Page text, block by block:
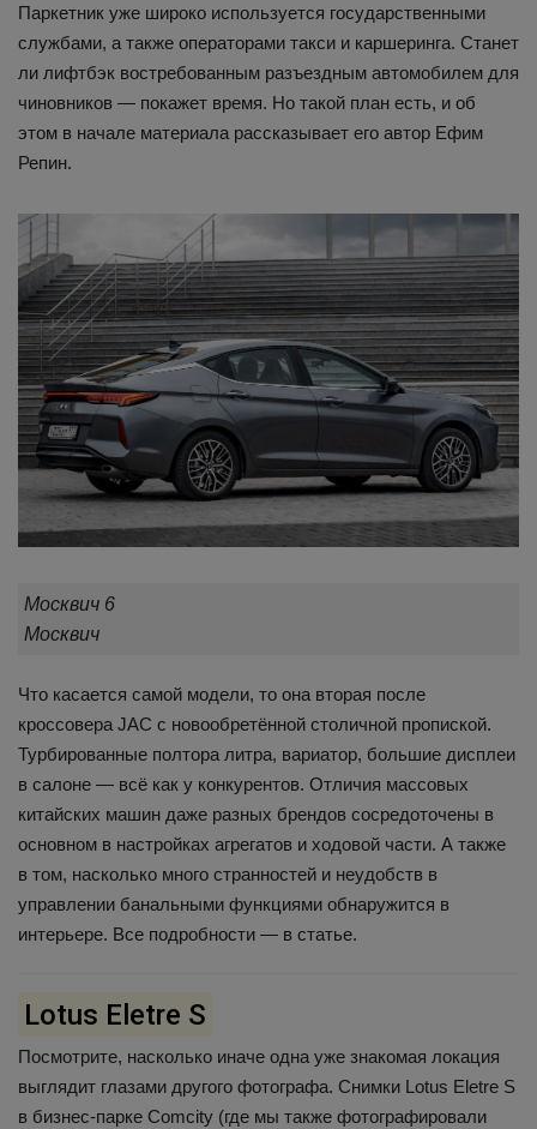
Паркетник уже широко используется государственными
службами, а также операторами такси и каршеринга. Станет
ли лифтбэк востребованным разъездным автомобилем для
чиновников — покажет время. Но такой план есть, и об
этом в начале материала рассказывает его автор Ефим
Репин.
Москвич 6
Москвич
Что касается самой модели, то она вторая после
кроссовера JAC с новообретённой столичной пропиской.
Турбированные полтора литра, вариатор, большие дисплеи
в салоне — всё как у конкурентов. Отличия массовых
китайских машин даже разных брендов сосредоточены в
основном в настройках агрегатов и ходовой части. А также
в том, насколько много странностей и неудобств в
управлении банальными функциями обнаружится в
интерьере. Все подробности — в статье.
Lotus Eletre S
Посмотрите, насколько иначе одна уже знакомая локация
выглядит глазами другого фотографа. Снимки Lotus Eletre S
в бизнес-парке Comcity (где мы также фотографировали